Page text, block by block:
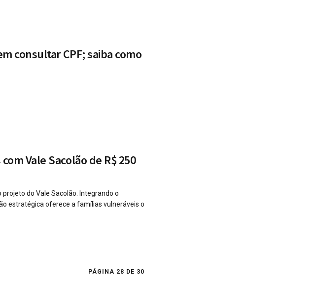
consultar CPF; saiba como
Vale Sacolão de R$ 250
do Vale Sacolão. Integrando o
estratégica oferece a famílias vulneráveis o
PÁGINA 28 DE 30